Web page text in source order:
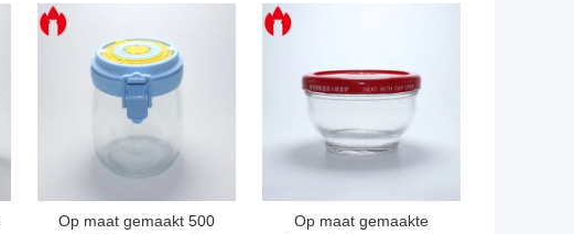
Op maat gemaakt 500
BESTE PRIJS
Op maat gemaakte
BESTE PRIJS